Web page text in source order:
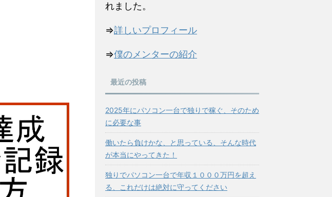
れました。
⇒詳しいプロフィール
⇒僕のメンターの紹介
最近の投稿
2025年にパソコン一台で独りで稼ぐ、そのため
に必要な事
働いたら負けかな、と思っている、そんな時代
が本当にやってきた！
独りでパソコン一台で年収１０００万円を超え
る、これだけは絶対に守ってください